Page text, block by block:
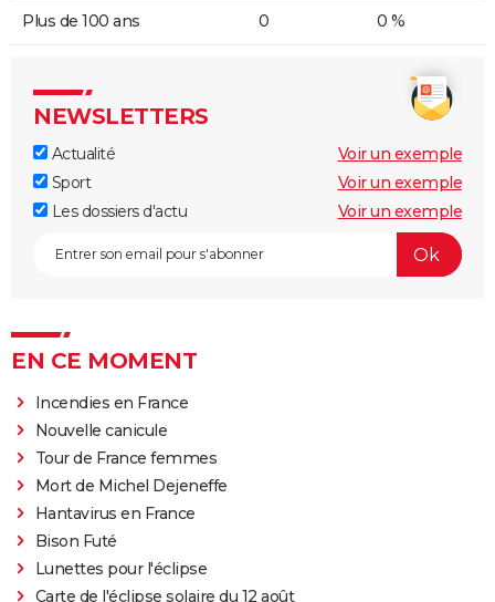
Plus de 100 ans 0 0 %
NEWSLETTERS
Actualité
Voir un exemple
Sport
Voir un exemple
Les dossiers d'actu
Voir un exemple
EN CE MOMENT
Incendies en France
Nouvelle canicule
Tour de France femmes
Mort de Michel Dejeneffe
Hantavirus en France
Bison Futé
Lunettes pour l'éclipse
Carte de l'éclipse solaire du 12 août